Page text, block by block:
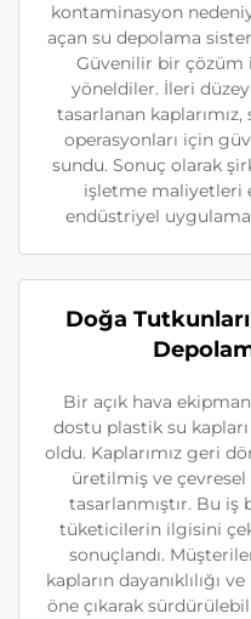
kontaminasyon
açan su depolama
Güvenilir bir çözüm
yöneldiler. İleri
tasarlanan kaplarımız,
operasyonları için
sundu. Sonuç olarak
işletme maliyetleri
endüstriyel
Doğa
Bir açık hava
dostu plastik su
oldu. Kaplarımız geri
üretilmiş ve
tasarlanmıştır. Bu
tüketicilerin ilgisini
sonuçlandı.
kapların dayanıklılığı
öne çıkarak